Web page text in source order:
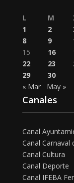
L
M
1
2
8
9
15
16
22
23
29
30
« Mar
May »
Canales
Canal
Canal Carnaval
Canal Cultura
Canal Deporte
Canal IFEBA